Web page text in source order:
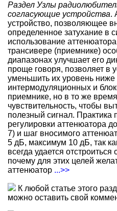
Раздел Узлы
согласующие устройства.
устройство, позволяющее
определенное затухание в
использование
трансивере (приемнике)
диапазонах улучшает его
проще говоря, позволяет в
уменьшить их уровень ниже
интермодуляционных и
приемнике, но в то же
чувствительность, чтобы
полезный сигнал. Практика
регулировки аттенюатора
7) и шаг вносимого
5 дБ, максимум 10 дБ, так
всегда удается
почему для этих целей
аттенюатор ...>>
К любой статье этого
можно оставить свой